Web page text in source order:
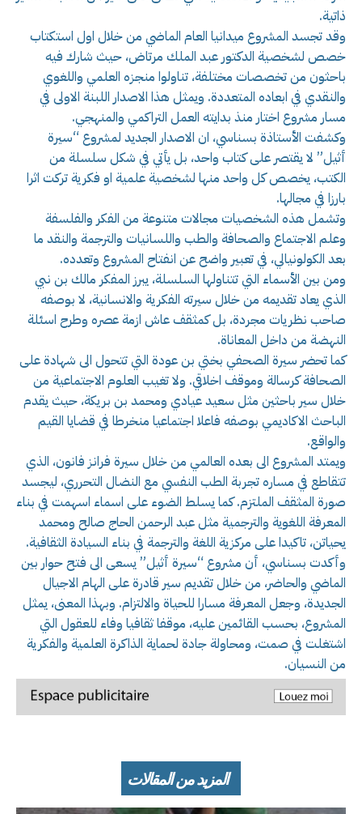
ذاتية.
وقد تجسد المشروع ميدانيا العام الماضي من خلال اول استكتاب
خصص لشخصية الدكتور عبد الملك مرتاض، حيث شارك فيه
باحثون من تخصصات مختلفة، تناولوا منجزه العلمي واللغوي
والنقدي في ابعاده المتعددة. ويمثل هذا الاصدار اللبنة الاولى في
مسار مشروع اختار منذ بدايته العمل التراكمي والمنهجي.
وكشفت الأستاذة بسناسي، ان الاصدار الجديد لمشروع “سيرة
أثيل” لا يقتصر على كتاب واحد، بل يأتي في شكل سلسلة من
الكتب، يخصص كل واحد منها لشخصية علمية او فكرية تركت اثرا
بارزا في مجالها.
وتشمل هذه الشخصيات مجالات متنوعة من الفكر والفلسفة
وعلم الاجتماع والصحافة والطب واللسانيات والترجمة والنقد ما
بعد الكولونيالي، في تعبير واضح عن انفتاح المشروع وتعدده.
ومن بين الأسماء التي تتناولها السلسلة، يبرز المفكر مالك بن نبي
الذي يعاد تقديمه من خلال سيرته الفكرية والانسانية، لا بوصفه
صاحب نظريات مجردة، بل كمثقف عاش ازمة عصره وطرح اسئلة
النهضة من داخل المعاناة.
كما تحضر سيرة الصحفي بختي بن عودة التي تتحول الى شهادة على
الصحافة كرسالة وموقف اخلاقي. ولا تغيب العلوم الاجتماعية من
خلال سير باحثين مثل سعيد عيادي ومحمد بن بريكة، حيث يقدم
الباحث الاكاديمي بوصفه فاعلا اجتماعيا منخرطا في قضايا القيم
والواقع.
ويمتد المشروع الى بعده العالمي من خلال سيرة فرانز فانون، الذي
تتقاطع في مساره تجربة الطب النفسي مع النضال التحرري، ليجسد
صورة المثقف الملتزم. كما يسلط الضوء على اسماء اسهمت في بناء
المعرفة اللغوية والترجمية مثل عبد الرحمن الحاج صالح ومحمد
يحياتن، تاكيدا على مركزية اللغة والترجمة في بناء السيادة الثقافية.
وأكدت بسناسي، أن مشروع “سيرة أثيل” يسعى الى فتح حوار بين
الماضي والحاضر، من خلال تقديم سير قادرة على الهام الاجيال
الجديدة، وجعل المعرفة مسارا للحياة والالتزام. وبهذا المعنى، يمثل
المشروع، بحسب القائمين عليه، موقفا ثقافيا وفاء للعقول التي
اشتغلت في صمت، ومحاولة جادة لحماية الذاكرة العلمية والفكرية
من النسيان.
المزيد من المقالات